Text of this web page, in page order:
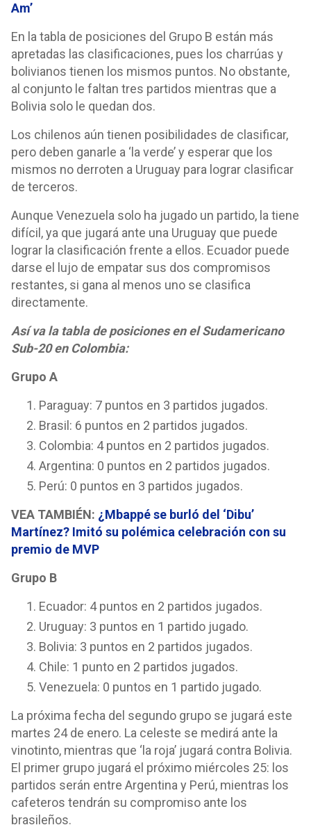
Am’
En la tabla de posiciones del Grupo B están más
apretadas las clasificaciones, pues los charrúas y
bolivianos tienen los mismos puntos. No obstante,
al conjunto le faltan tres partidos mientras que a
Bolivia solo le quedan dos.
Los chilenos aún tienen posibilidades de clasificar,
pero deben ganarle a ‘la verde’ y esperar que los
mismos no derroten a Uruguay para lograr clasificar
de terceros.
Aunque Venezuela solo ha jugado un partido, la tiene
difícil, ya que jugará ante una Uruguay que puede
lograr la clasificación frente a ellos. Ecuador puede
darse el lujo de empatar sus dos compromisos
restantes, si gana al menos uno se clasifica
directamente.
Así va la tabla de posiciones en el Sudamericano
Sub-20 en Colombia:
Grupo A
Paraguay: 7 puntos en 3 partidos jugados.
Brasil: 6 puntos en 2 partidos jugados.
Colombia: 4 puntos en 2 partidos jugados.
Argentina: 0 puntos en 2 partidos jugados.
Perú: 0 puntos en 3 partidos jugados.
VEA TAMBIÉN: ¿Mbappé se burló del ‘Dibu’
Martínez? Imitó su polémica celebración con su
premio de MVP
Grupo B
Ecuador: 4 puntos en 2 partidos jugados.
Uruguay: 3 puntos en 1 partido jugado.
Bolivia: 3 puntos en 2 partidos jugados.
Chile: 1 punto en 2 partidos jugados.
Venezuela: 0 puntos en 1 partido jugado.
La próxima fecha del segundo grupo se jugará este
martes 24 de enero. La celeste se medirá ante la
vinotinto, mientras que ‘la roja’ jugará contra Bolivia.
El primer grupo jugará el próximo miércoles 25: los
partidos serán entre Argentina y Perú, mientras los
cafeteros tendrán su compromiso ante los
brasileños.